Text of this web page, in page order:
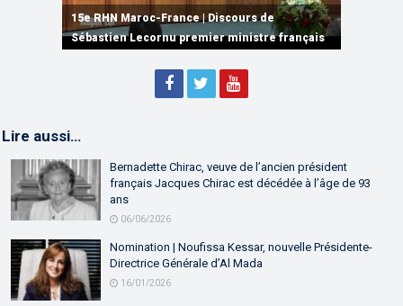
plusieurs accords de coopération et de
partenariat
15e RHN Maroc-France | Discours de
Sébastien Lecornu premier ministre français
15e Réunion de Haut Niveau Maroc-France |
Discours de M. Aziz Akhannouch
Lire aussi…
Bernadette Chirac, veuve de l’ancien président
français Jacques Chirac est décédée à l’âge de 93
ans
06/06/2026
Nomination | Noufissa Kessar, nouvelle Présidente-
Directrice Générale d’Al Mada
16/01/2026